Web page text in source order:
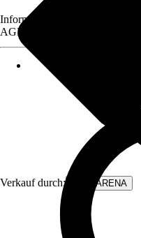
Verkauf durch: WALLARENA
Informationen des Verkäufers,
AGB, finden Sie bei Klick auf